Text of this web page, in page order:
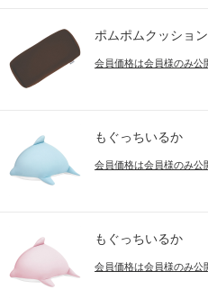
ポムポムクッション
会員価格は会員様のみ公
もぐっちいるか
会員価格は会員様のみ公
もぐっちいるか
会員価格は会員様のみ公